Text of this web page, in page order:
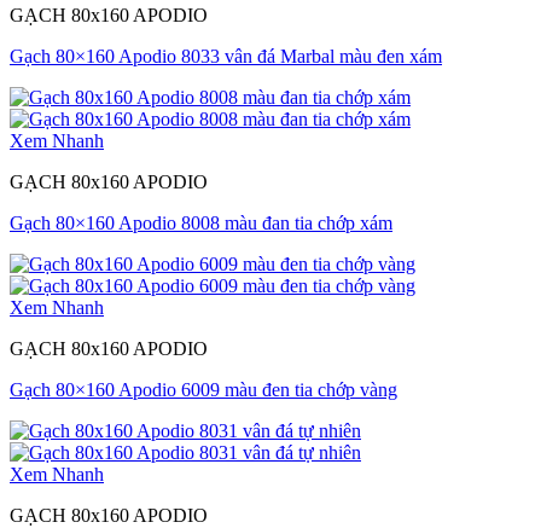
GẠCH 80x160 APODIO
Gạch 80×160 Apodio 8033 vân đá Marbal màu đen xám
Xem Nhanh
GẠCH 80x160 APODIO
Gạch 80×160 Apodio 8008 màu đan tia chớp xám
Xem Nhanh
GẠCH 80x160 APODIO
Gạch 80×160 Apodio 6009 màu đen tia chớp vàng
Xem Nhanh
GẠCH 80x160 APODIO